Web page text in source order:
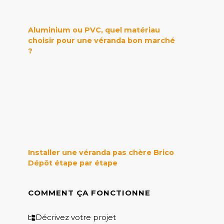
Aluminium ou PVC, quel matériau
choisir pour une véranda bon marché
?
Installer une véranda pas chère Brico
Dépôt étape par étape
COMMENT ÇA FONCTIONNE
Décrivez votre projet